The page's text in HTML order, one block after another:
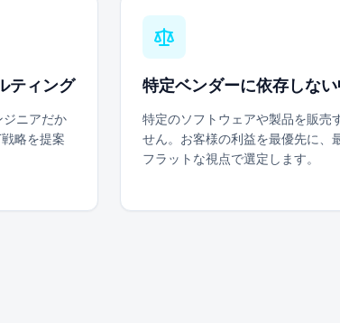
ティング
ジニアだか
略を提案
特定ベンダーに依存しな
特定のソフトウェアや製品を販売
せん。お客様の利益を最優先に、
フラットな視点で選定します。